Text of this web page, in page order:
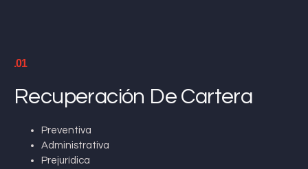
.01
Recuperación De Cartera
Preventiva
Administrativa
Prejurídica